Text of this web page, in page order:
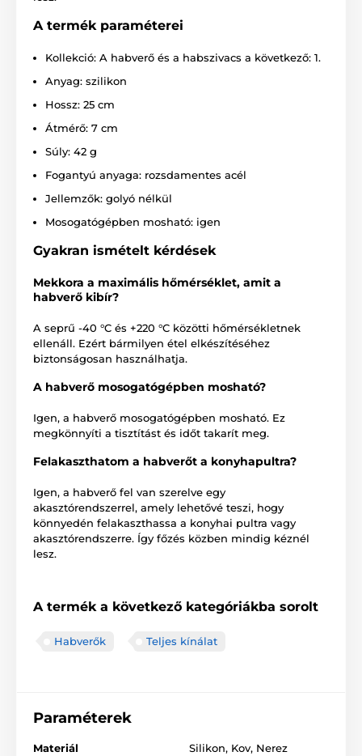
A termék paraméterei
Kollekció: A habverő és a habszivacs a következő: 1.
Anyag: szilikon
Hossz: 25 cm
Átmérő: 7 cm
Súly: 42 g
Fogantyú anyaga: rozsdamentes acél
Jellemzők: golyó nélkül
Mosogatógépben mosható: igen
Gyakran ismételt kérdések
Mekkora a maximális hőmérséklet, amit a
habverő kibír?
A seprű -40 °C és +220 °C közötti hőmérsékletnek
ellenáll. Ezért bármilyen étel elkészítéséhez
biztonságosan használhatja.
A habverő mosogatógépben mosható?
Igen, a habverő mosogatógépben mosható. Ez
megkönnyíti a tisztítást és időt takarít meg.
Felakaszthatom a habverőt a konyhapultra?
Igen, a habverő fel van szerelve egy
akasztórendszerrel, amely lehetővé teszi, hogy
könnyedén felakaszthassa a konyhai pultra vagy
akasztórendszerre. Így főzés közben mindig kéznél
lesz.
A termék a következő kategóriákba sorolt
Habverők Teljes kínálat
Paraméterek
Materiál Silikon, Kov, Nerez